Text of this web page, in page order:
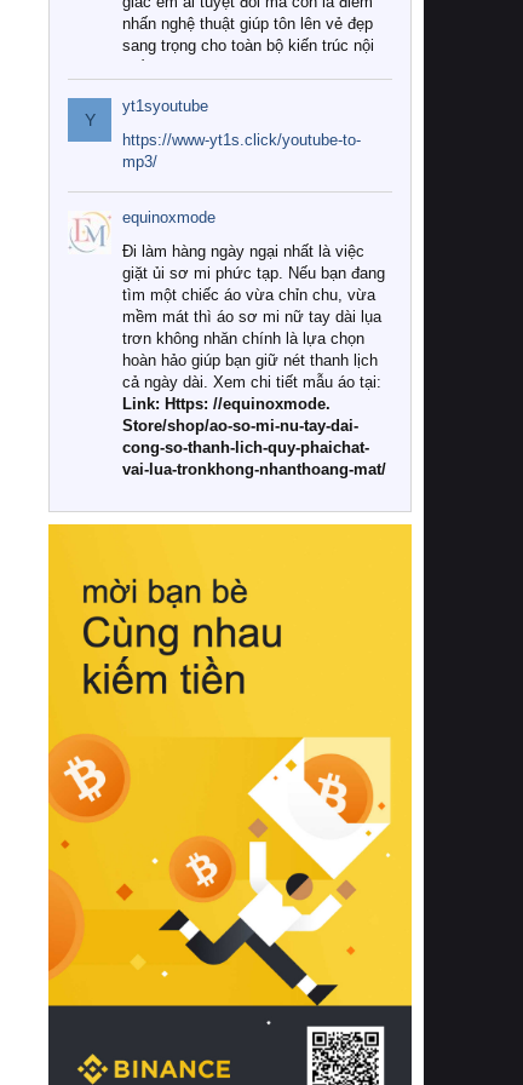
nhấn nghệ thuật giúp tôn lên vẻ đẹp
sang trọng cho toàn bộ kiến trúc nội
Tuy nhiên, giữa thị trường đa dạng
với vô vàn thương hiệu và mẫu mã
như hiện nay, làm thế nào để chọn
được những bộ chăn ga gối đệm cao
cấp thực sự chất lượng, phù hợp với
khí hậu và nhu cầu sử dụng của gia
đình? Hãy cùng chúng tôi đi tìm lời
giải đáp chi tiết qua bài viết dưới đây.
1. Tại sao các gia đình hiện đại lại ưa
chuộng chăn ga gối đệm cao cấp?
Khác với các dòng sản phẩm thông
thường, những bộ chăn ga gối đệm
cao cấp trải qua quy trình sản xuất
nghiêm ngặt từ khâu chọn lọc nguyên
liệu tự nhiên đến công nghệ dệt
nhuộm hiện đại không chứa hóa chất
này, bạn sẽ cảm nhận rõ rệt sự khác
hồi chuẩn xác của phần đệm nâng đỡ
cột sống.
Bên cạnh đó, việc lựa chọn các dòng
sản phẩm đạt chuẩn chất lượng quốc
tế còn giúp ngăn ngừa tình trạng kích
khuẩn và nấm mốc trong điều kiện
thời tiết nóng ẩm. Bạn có thể tìm hiểu
thêm các nghiên cứu khoa học về tác
động của giấc ngủ và môi trường
phòng ngủ đối với sức khỏe con
người tại Sleep Foundation (External
Link) để có cái nhìn toàn diện hơn.
2. Các tiêu chí vàng khi lựa chọn
chăn ga gối đệm cao cấp cho phòng
ngủ
Để sở hữu một bộ chăn ga gối đệm
cao cấp hoàn hảo cả về thẩm mỹ lẫn
công năng, người tiêu dùng cần cân
nhắc kỹ lưỡng các tiêu chí quan trọng
Y
yt1syoutube
https://www-yt1s.click/youtube-to-
mp3/
equinoxmode
Đi làm hàng ngày ngại nhất là việc
giặt ủi sơ mi phức tạp. Nếu bạn đang
tìm một chiếc áo vừa chỉn chu, vừa
mềm mát thì áo sơ mi nữ tay dài lụa
trơn không nhăn chính là lựa chọn
hoàn hảo giúp bạn giữ nét thanh lịch
cả ngày dài. Xem chi tiết mẫu áo tại:
Link: Https: //equinoxmode.
Store/shop/ao-so-mi-nu-tay-dai-
cong-so-thanh-lich-quy-phaichat-
vai-lua-tronkhong-nhanthoang-mat/